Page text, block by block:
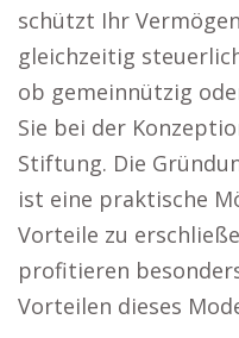
schützt Ihr
gleichzeitig
ob gemeinnützig
Sie bei der
Stiftung. Die
ist eine praktische
Vorteile zu
profitieren
Vorteilen dieses